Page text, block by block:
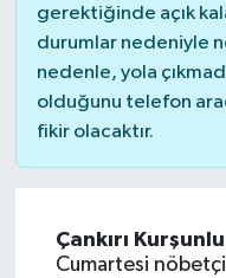
gerektiğinde açık
durumlar nedeniyle
nedenle, yola
olduğunu telefon
fikir olacaktır.
Çankırı Kurşunlu
Cumartesi